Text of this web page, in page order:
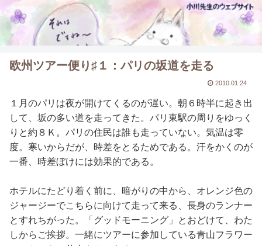
欧州ツアー便り♯１：パリの坂道を走る
2010.01.24
１月のパリは夜が開けてくるのが遅い。朝６時半に起き出
して、坂の多い道を走ってきた。パリ東駅の周りをゆっく
りと約８Ｋ。パリの住民は誰も走っていない。気温は零
度。寒いからだが、時差をとるためである。汗をかくのが
一番、時差ぼけには効果的である。
ホテルにたどり着く前に、暗がりの中から、オレンジ色の
ジャージーでこちらに向けて走って来る、長身のランナー
とすれちがった。「グッドモーニング」とおどけて、わた
しからご挨拶。一緒にツアーに参加している青山フラワー